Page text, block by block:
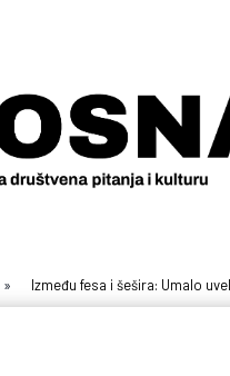
» Između fesa i šešira: Umalo